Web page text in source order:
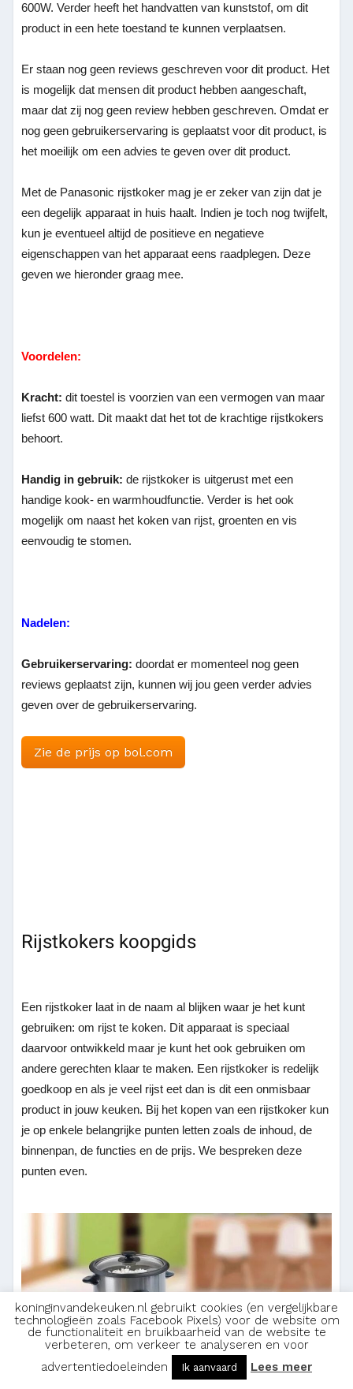
600W. Verder heeft het handvatten van kunststof, om dit
product in een hete toestand te kunnen verplaatsen.
Er staan nog geen reviews geschreven voor dit product. Het
is mogelijk dat mensen dit product hebben aangeschaft,
maar dat zij nog geen review hebben geschreven. Omdat er
nog geen gebruikerservaring is geplaatst voor dit product, is
het moeilijk om een advies te geven over dit product.
Met de Panasonic rijstkoker mag je er zeker van zijn dat je
een degelijk apparaat in huis haalt. Indien je toch nog twijfelt,
kun je eventueel altijd de positieve en negatieve
eigenschappen van het apparaat eens raadplegen. Deze
geven we hieronder graag mee.
Voordelen:
Kracht:dit toestel is voorzien van een vermogen van maar
liefst 600 watt. Dit maakt dat het tot de krachtige rijstkokers
behoort.
Handig in gebruik:de rijstkoker is uitgerust met een
handige kook- en warmhoudfunctie. Verder is het ook
mogelijk om naast het koken van rijst, groenten en vis
eenvoudig te stomen.
Nadelen:
Gebruikerservaring:doordat er momenteel nog geen
reviews geplaatst zijn, kunnen wij jou geen verder advies
geven over de gebruikerservaring.
Zie de prijs op bol.com
Rijstkokers koopgids
Een rijstkoker laat in de naam al blijken waar je het kunt
gebruiken: om rijst te koken. Dit apparaat is speciaal
daarvoor ontwikkeld maar je kunt het ook gebruiken om
andere gerechten klaar te maken. Een rijstkoker is redelijk
goedkoop en als je veel rijst eet dan is dit een onmisbaar
product in jouw keuken. Bij het kopen van een rijstkoker kun
je op enkele belangrijke punten letten zoals de inhoud, de
binnenpan, de functies en de prijs. We bespreken deze
punten even.
koninginvandekeuken.nl gebruikt cookies (en vergelijkbare
technologieën zoals Facebook Pixels) voor de website om
de functionaliteit en bruikbaarheid van de website te
verbeteren, om verkeer te analyseren en voor
advertentiedoeleinden
Ik aanvaard Lees meer